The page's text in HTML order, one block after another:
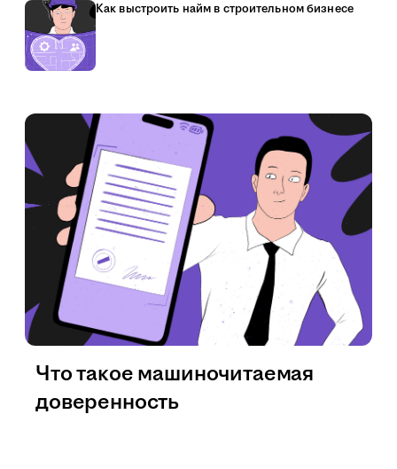
Как выстроить найм в строительном бизнесе
Что такое машиночитаемая
доверенность